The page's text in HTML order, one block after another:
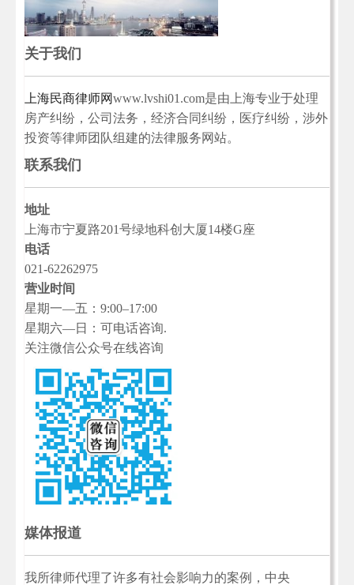
关于我们
上海民商律师网www.lvshi01.com是由上海专业于处理
房产纠纷，公司法务，经济合同纠纷，医疗纠纷，涉外
投资等律师团队组建的法律服务网站。
联系我们
地址
上海市宁夏路201号绿地科创大厦14楼G座
电话
021-62262975
营业时间
星期一—五：9:00–17:00
星期六—日：可电话咨询.
关注微信公众号在线咨询
媒体报道
我所律师代理了许多有社会影响力的案例，中央